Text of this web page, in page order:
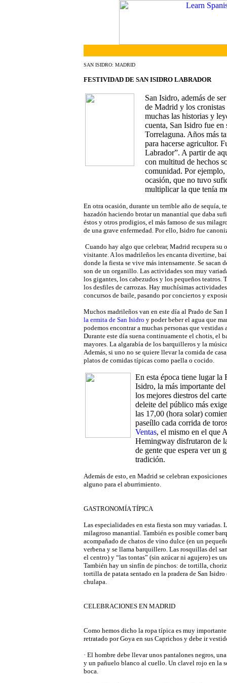
SAN ISIDRO: MADRID
FESTIVIDAD DE SAN ISIDRO LABRADOR
San Isidro, además de
de Madrid y los
muchas las historias y
cuenta, San Isidro fue
Torrelaguna. Años más
para hacerse agricultor.
Labrador”. A partir de
con multitud de hechos
comunidad. Por ejemplo,
ocasión, que no tuvo
multiplicar la que tenía
En otra ocasión, durante un terrible año de sequía,
hazadón haciendo brotar un manantial que daba
éstos y otros prodigios, el más famoso de sus
de una grave enfermedad. Por ello, Isidro fue
Cuando hay algo que celebrar, Madrid recupera
visitante. A los madrileños les encanta divertirse,
donde la fiesta se vive más intensamente. Se sacan
son de un organillo. Las actividades son muy
los gigantes, los cabezudos y los pequeños
los desfiles de carrozas. Hay muchísimas
concursos de baile, pasando por conciertos y
Muchos madrileños van en este día al Prado de
la ermita de San Isidro y poder beber el agua que
podemos encontrar a muchas personas que
Durante este día suena continuamente el chotis,
mayores. La algarabía de los barquilleros y la
Además, si uno no se quiere llevar la comida de
platos de comidas típicas como paella o cocido.
En esta época tiene lugar la
Isidro, la más importante
los mejores diestros del
deleite del público más
las 17,00 (hora solar)
paseíllo cada corrida de
Ventas, el mismo en el que
Hemingway disfrutaron de
de gente que espera ver un
tradición.
Además de esto, en Madrid se celebran
alguno para el aburrimiento.
GASTRONOMÍA TÍPICA
Las especialidades en esta fiesta son muy
milagroso manantial. También es posible comer
acompañado de chatos de vino dulce (en un
verbena y se llama barquillero. Las rosquillas del
el centro) y “las tontas” (sin azúcar ni agujero) es
También hay un sinfín de pinchos: de tortilla,
tortilla de patata sentado en la pradera de San
chulapa.
CELEBRACIONES EN MADRID
Como hemos dicho la ropa típica es muy
retratado por Goya en sus Caprichos y debe ir
· El hombre debe llevar unos pantalones negros,
y un pañuelo blanco al cuello. Un clavel rojo en la
boca.